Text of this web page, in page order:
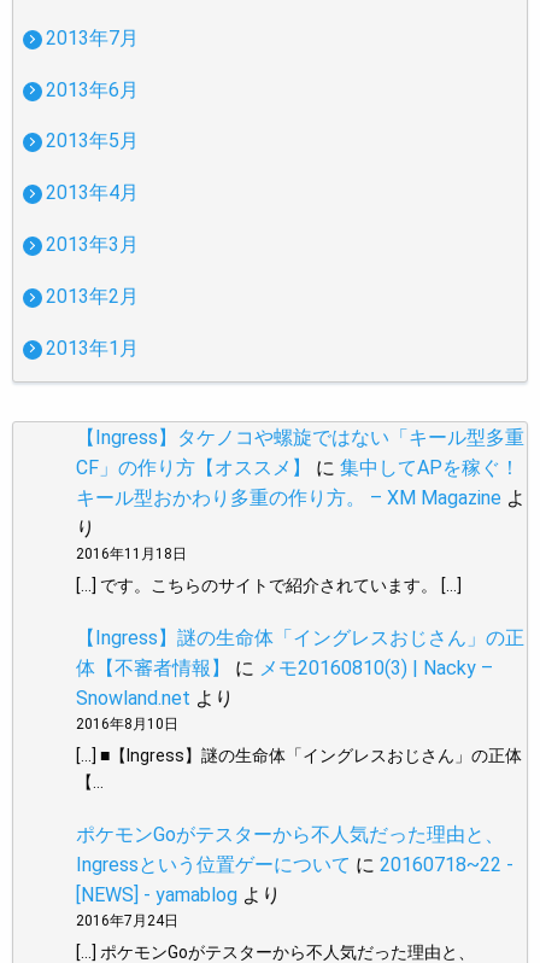
2013年7月
2013年6月
2013年5月
2013年4月
2013年3月
2013年2月
2013年1月
【Ingress】タケノコや螺旋ではない「キール型多重
CF」の作り方【オススメ】
に 集中してAPを稼ぐ！
キール型おかわり多重の作り方。 – XM Magazine よ
り
2016年11月18日
[…] です。こちらのサイトで紹介されています。 […]
【Ingress】謎の生命体「イングレスおじさん」の正
体【不審者情報】
に メモ20160810(3) | Nacky –
Snowland.net より
2016年8月10日
[…] ■【Ingress】謎の生命体「イングレスおじさん」の正体
【…
ポケモンGoがテスターから不人気だった理由と、
Ingressという位置ゲーについて に 20160718~22 -
[NEWS] - yamablog より
2016年7月24日
[…] ポケモンGoがテスターから不人気だった理由と、